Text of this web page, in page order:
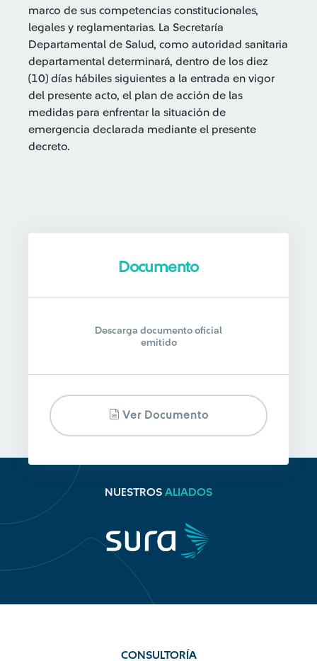
marco de sus competencias constitucionales,
legales y reglamentarias. La Secretaría
Departamental de Salud, como autoridad sanitaria
departamental determinará, dentro de los diez
(10) días hábiles siguientes a la entrada en vigor
del presente acto, el plan de acción de las
medidas para enfrentar la situación de
emergencia declarada mediante el presente
decreto.
Documento
Descarga documento oficial
emitido
Ver Documento
NUESTROS ALIADOS
CONSULTORÍA